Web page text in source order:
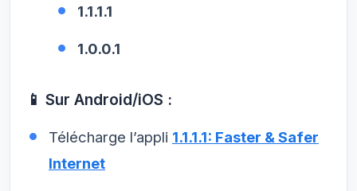
1.1.1.1
1.0.0.1
📱 Sur Android/iOS :
Télécharge l’appli 1.1.1.1: Faster & Safer
Internet